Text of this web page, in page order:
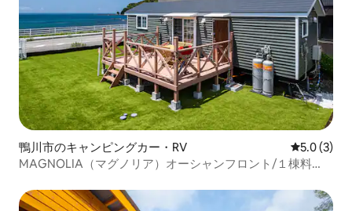
鴨川市のキャンピングカー・RV レビュー3
5.0 (3)
MAGNOLIA（マグノリア）オーシャンフロント/１棟料